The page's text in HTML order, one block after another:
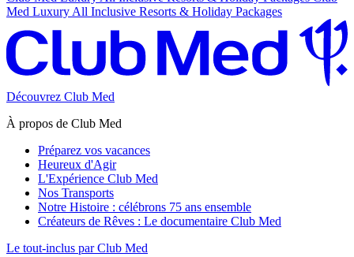
Med Luxury All Inclusive Resorts & Holiday Packages
Découvrez Club Med
À propos de Club Med
Préparez vos vacances
Heureux d'Agir
L'Expérience Club Med
Nos Transports
Notre Histoire : célébrons 75 ans ensemble
Créateurs de Rêves : Le documentaire Club Med
Le tout-inclus par Club Med